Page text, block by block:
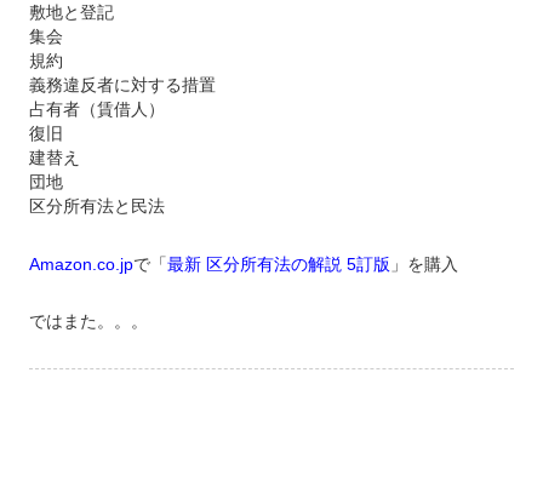
敷地と登記
集会
規約
義務違反者に対する措置
占有者（賃借人）
復旧
建替え
団地
区分所有法と民法
Amazon.co.jpで「最新 区分所有法の解説 5訂版 」を購入
ではまた。。。